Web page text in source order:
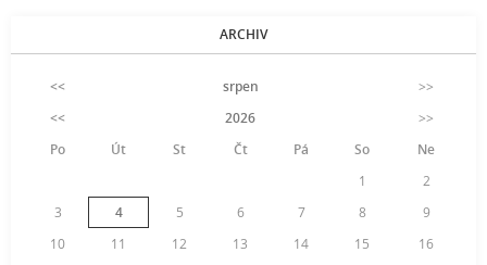
ARCHIV
<< srpen
>>
<<
2026
>>
Po
Út St Čt Pá So
Ne
1
2
3
4 5 6 7 8
9
10
11 12 13 14 15
16